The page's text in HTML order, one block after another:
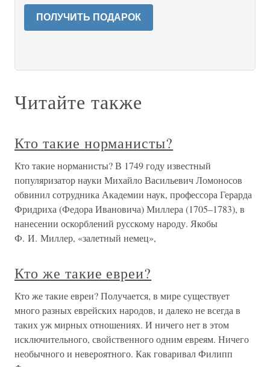
ПОЛУЧИТЬ ПОДАРОК
Читайте также
Кто такие норманисты?
Кто такие норманисты? В 1749 году известный
популяризатор науки Михайло Васильевич Ломоносов
обвинил сотрудника Академии наук, профессора Герарда
Фридриха (Федора Ивановича) Миллера (1705–1783), в
нанесении оскорблений русскому народу. Якобы
Ф. И. Миллер, «залетный немец»,
Кто же такие евреи?
Кто же такие евреи? Получается, в мире существует
много разных еврейских народов, и далеко не всегда в
таких уж мирных отношениях. И ничего нет в этом
исключительного, свойственного одним евреям. Ничего
необычного и невероятного. Как говаривал Филипп